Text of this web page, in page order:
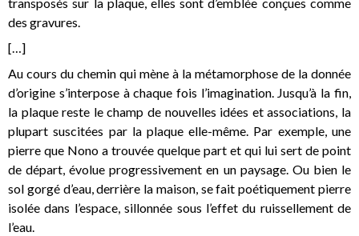
des gravures.
[…]
Au cours du chemin qui mène à la métamorphose de la donnée
d’origine s’interpose à chaque fois l’imagination. Jusqu’à la fin,
la plaque reste le champ de nouvelles idées et associations, la
plupart suscitées par la plaque elle-même. Par exemple, une
pierre que Nono a trouvée quelque part et qui lui sert de point
de départ, évolue progressivement en un paysage. Ou bien le
sol gorgé d’eau, derrière la maison, se fait poétiquement pierre
isolée dans l’espace, sillonnée sous l’effet du ruissellement de
l’eau.